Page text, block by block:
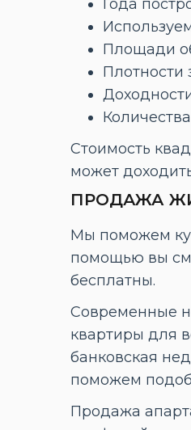
Года
Площади
Плотности
Стоимость
может
ПРОДАЖА
Мы поможем
помощью вы
бесплатны.
Современные
квартиры для
банковская
поможем
Продажа